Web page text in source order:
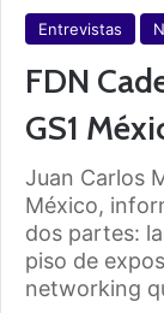
Entrevistas
FDN
GS1
Juan Carlos
México,
dos partes:
piso de
networking